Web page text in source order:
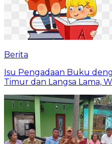
Berita
Isu Pengadaan Buku
Timur dan Langsa Lama,